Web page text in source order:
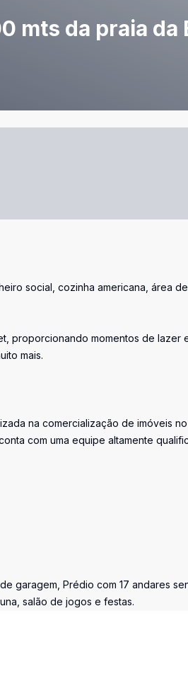
mts da praia da
social, cozinha americana, área de
proporcionando momentos de lazer
mais.
na comercialização de imóveis no
com uma equipe altamente
garagem, Prédio com 17 andares
salão de jogos e festas.